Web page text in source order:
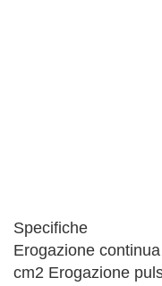
Specifiche
Erogazione
cm2 Erogazione